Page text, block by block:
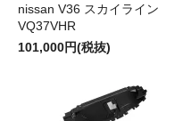
nissan V36 スカイライン
VQ37VHR
101,000円(税抜)